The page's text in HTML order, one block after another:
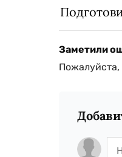
Заметили